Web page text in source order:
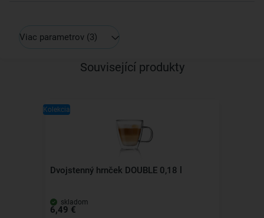
Viac parametrov (3)
Související produkty
Kolekcia
Dvojstenný hrnček DOUBLE 0,18 l
skladom
6,49 €